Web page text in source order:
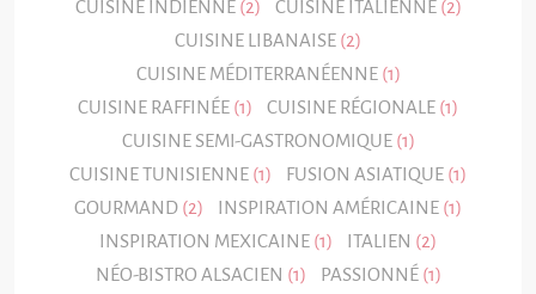
CUISINE INDIENNE (2) CUISINE ITALIENNE (2)
CUISINE LIBANAISE (2)
CUISINE MÉDITERRANÉENNE (1)
CUISINE RAFFINÉE (1) CUISINE RÉGIONALE (1)
CUISINE SEMI-GASTRONOMIQUE (1)
CUISINE TUNISIENNE (1) FUSION ASIATIQUE (1)
GOURMAND (2) INSPIRATION AMÉRICAINE (1)
INSPIRATION MEXICAINE (1) ITALIEN (2)
NÉO-BISTRO ALSACIEN (1) PASSIONNÉ (1)